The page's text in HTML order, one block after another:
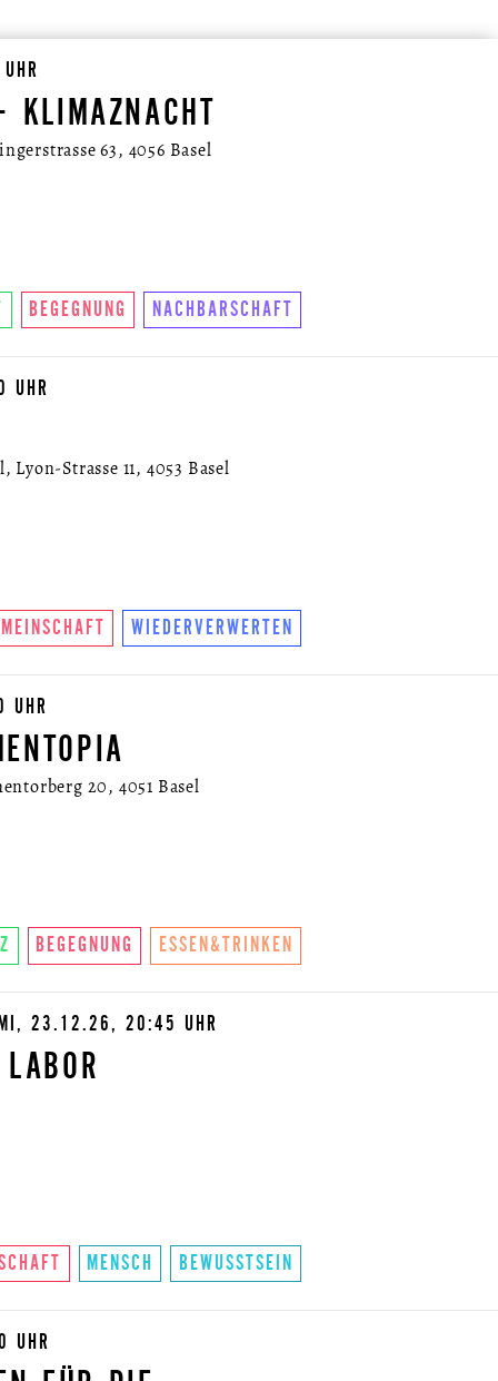
KLIMAZNACHT
63, 4056 Basel
BEGEGNUNG NACHBARSCHAFT
Strasse 11, 4053 Basel
WIEDERVERWERTEN
20, 4051 Basel
BEGEGNUNG ESSEN&TRINKEN
23.12.26, 20:45 UHR
MENSCH BEWUSSTSEIN
UHR